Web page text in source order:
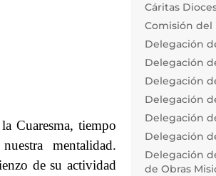
Cuaresma, tiempo
mentalidad.
de su actividad
Cáritas
Comisión del
Delegación
Delegación
Delegación
Delegación
Delegación
Delegación
Delegación
de Obras